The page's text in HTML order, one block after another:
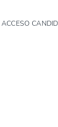
ACCESO